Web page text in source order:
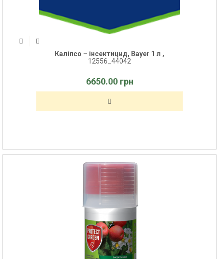
Каліпсо – інсектицид, Bayer 1 л ,
12556_44042
6650.00 грн